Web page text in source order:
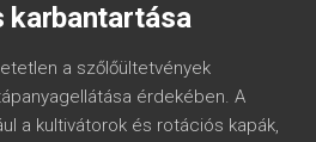
karbantartása
a szőlőültetvények
érdekében. A
a kultivátorok és rotációs kapák,